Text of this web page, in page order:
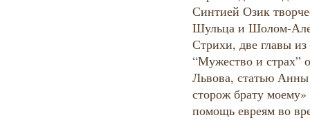
Синтией Озик
Шульца и Шолом-
Стрихи, две главы
“Мужество и страх”
Львова, статью
сторож брату
помощь евреям во